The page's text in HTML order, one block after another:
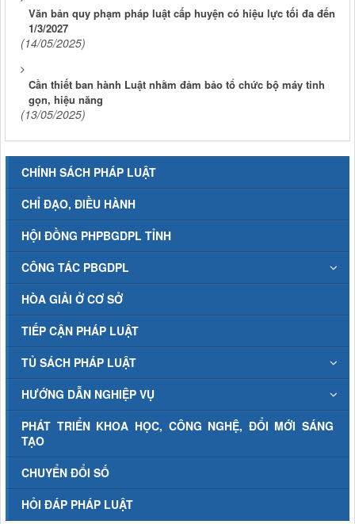
Văn bản quy phạm pháp luật cấp huyện có hiệu lực tối đa đến
1/3/2027
(14/05/2025)
Cần thiết ban hành Luật nhằm đảm bảo tổ chức bộ máy tinh
gọn, hiệu năng
(13/05/2025)
CHÍNH SÁCH PHÁP LUẬT
CHỈ ĐẠO, ĐIỀU HÀNH
HỘI ĐỒNG PHPBGDPL TỈNH
CÔNG TÁC PBGDPL
HÒA GIẢI Ở CƠ SỞ
TIẾP CẬN PHÁP LUẬT
TỦ SÁCH PHÁP LUẬT
HƯỚNG DẪN NGHIỆP VỤ
PHÁT TRIỂN KHOA HỌC, CÔNG NGHỆ, ĐỔI MỚI SÁNG
TẠO
CHUYỂN ĐỔI SỐ
HỎI ĐÁP PHÁP LUẬT